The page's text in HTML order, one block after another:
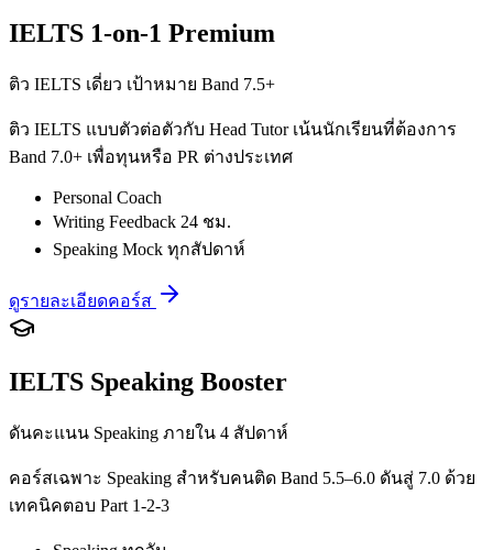
IELTS 1-on-1 Premium
ติว IELTS เดี่ยว เป้าหมาย Band 7.5+
ติว IELTS แบบตัวต่อตัวกับ Head Tutor เน้นนักเรียนที่ต้องการ
Band 7.0+ เพื่อทุนหรือ PR ต่างประเทศ
Personal Coach
Writing Feedback 24 ชม.
Speaking Mock ทุกสัปดาห์
ดูรายละเอียดคอร์ส
IELTS Speaking Booster
ดันคะแนน Speaking ภายใน 4 สัปดาห์
คอร์สเฉพาะ Speaking สำหรับคนติด Band 5.5–6.0 ดันสู่ 7.0 ด้วย
เทคนิคตอบ Part 1-2-3